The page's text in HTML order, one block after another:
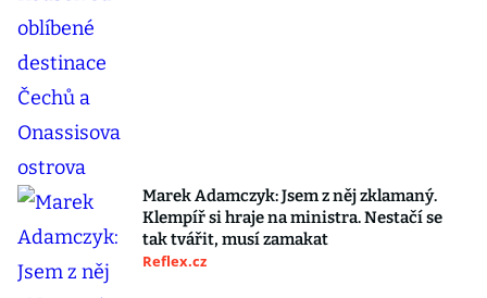
Marek Adamczyk: Jsem z něj zklamaný.
Klempíř si hraje na ministra. Nestačí se
tak tvářit, musí zamakat
Reflex.cz